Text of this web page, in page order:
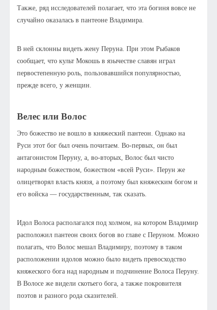
Также, ряд исследователей полагает, что эта богиня вовсе не
случайно оказалась в пантеоне Владимира.
В ней склонны видеть жену Перуна. При этом Рыбаков
сообщает, что культ Мокошь в язычестве славян играл
первостепенную роль, пользовавшийся популярностью,
прежде всего, у женщин.
Велес или Волос
Это божество не вошло в княжеский пантеон. Однако на
Руси этот бог был очень почитаем. Во-первых, он был
антагонистом Перуну, а, во-вторых, Волос был чисто
народным божеством, божеством «всей Руси». Перун же
олицетворял власть князя, а поэтому был княжеским богом и
его войска — государственным, так сказать.
Идол Волоса располагался под холмом, на котором Владимир
расположил пантеон своих богов во главе с Перуном. Можно
полагать, что Волос мешал Владимиру, поэтому в таком
расположении идолов можно было видеть превосходство
княжеского бога над народным и подчинение Волоса Перуну.
В Волосе же видели скотьего бога, а также покровителя
поэтов и разного рода сказителей.